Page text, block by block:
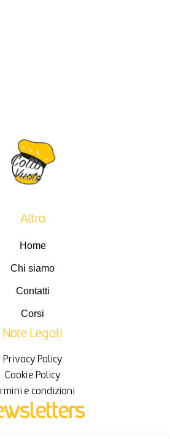
Altro
Home
Chi siamo
Contatti
Corsi
Note Legali
Privacy Policy
Cookie Policy
e condizioni